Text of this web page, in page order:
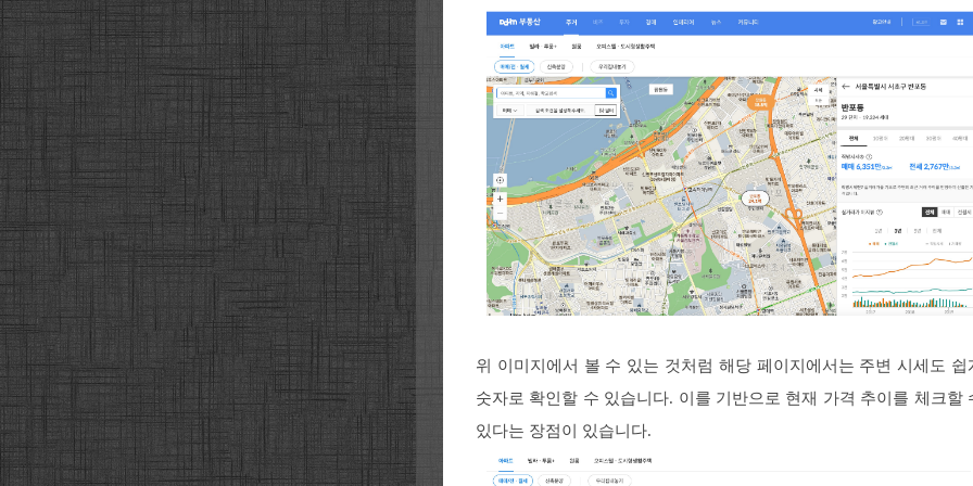
위 이미지에서 볼 수 있는 것처럼 해당 페이지에서는 주변 시세도 쉽
숫자로 확인할 수 있습니다. 이를 기반으로 현재 가격 추이를 체크할
있다는 장점이 있습니다.